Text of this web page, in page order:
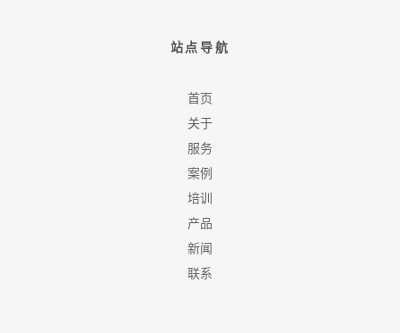
站点导航
首页
关于
服务
案例
培训
产品
新闻
联系